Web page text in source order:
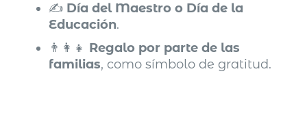
✍️ Día del Maestro o Día de la
Educación.
👨‍👩‍👧 Regalo por parte de las
familias, como símbolo de gratitud.